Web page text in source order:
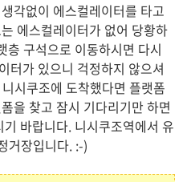
각없이 에스컬레이터를 타고
에스컬레이터가 없어 당황하
층 구석으로 이동하시면 다시
터가 있으니 걱정하지 않으셔
시쿠조에 도착했다면 플랫폼
을 찾고 잠시 기다리기만 하면
바랍니다. 니시쿠조역에서 유
거장입니다. :-)